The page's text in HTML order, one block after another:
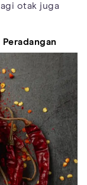
otak juga